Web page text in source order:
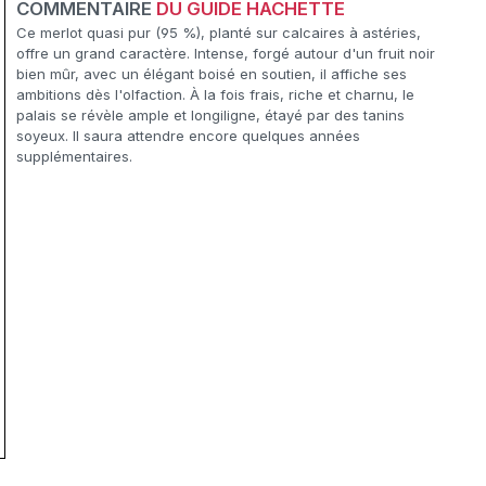
COMMENTAIRE DU GUIDE HACHETTE
Ce merlot quasi pur (95 %), planté sur calcaires à astéries,
offre un grand caractère. Intense, forgé autour d'un fruit noir
bien mûr, avec un élégant boisé en soutien, il affiche ses
ambitions dès l'olfaction. À la fois frais, riche et charnu, le
palais se révèle ample et longiligne, étayé par des tanins
soyeux. Il saura attendre encore quelques années
supplémentaires.